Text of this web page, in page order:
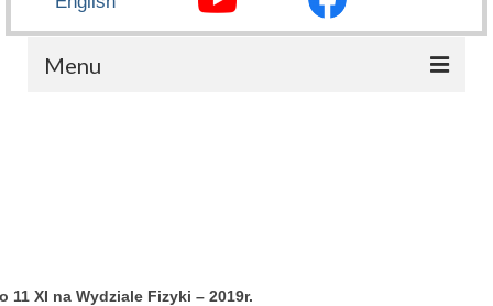
Menu
XI na Wydziale Fizyki – 2019r.